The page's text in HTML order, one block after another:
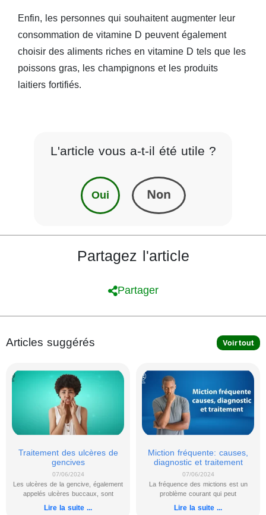
Enfin, les personnes qui souhaitent augmenter leur
consommation de vitamine D peuvent également
choisir des aliments riches en vitamine D tels que les
poissons gras, les champignons et les produits
laitiers fortifiés.
L'article vous a-t-il été utile ?
Oui Non
Partagez l'article
Partager
Articles suggérés Voir tout
Traitement des ulcères de
gencives
07/06/2024
Les ulcères de la gencive, également
appelés ulcères buccaux, sont
Lire la suite ...
Miction fréquente: causes,
diagnostic et traitement
07/06/2024
La fréquence des mictions est un
problème courant qui peut
Lire la suite ...